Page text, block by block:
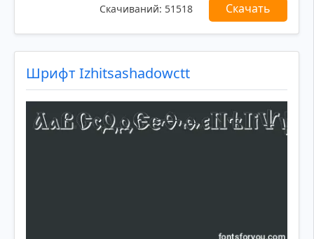
Скачиваний: 51518 Скачать
Шрифт Izhitsashadowctt